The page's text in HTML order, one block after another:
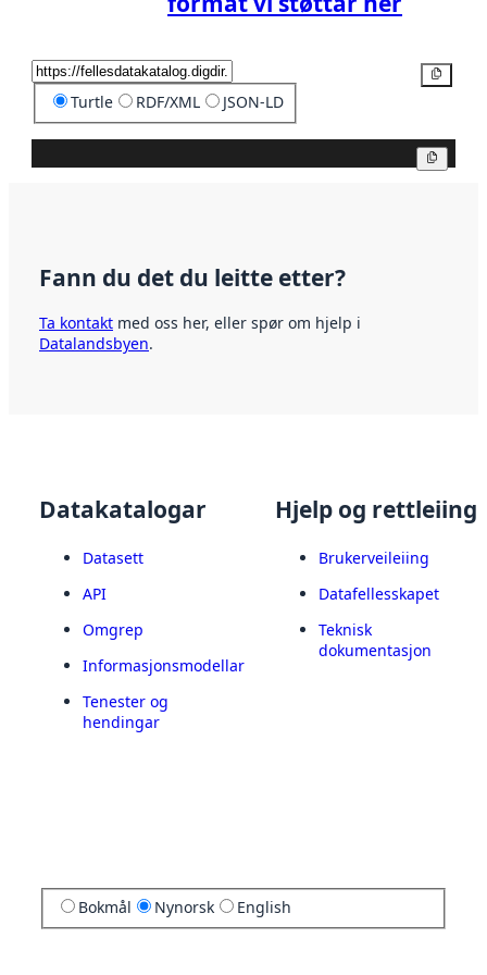
Turtle RDF/XML JSON-LD
Fann du det du leitte etter?
Ta kontakt med oss her, eller spør om hjelp i
Datalandsbyen.
Datakatalogar
Datasett
API
Omgrep
Informasjonsmodellar
Tenester og
hendingar
Hjelp og rettleiing
Brukerveileiing
Datafellesskapet
Teknisk
dokumentasjon
Bokmål Nynorsk English